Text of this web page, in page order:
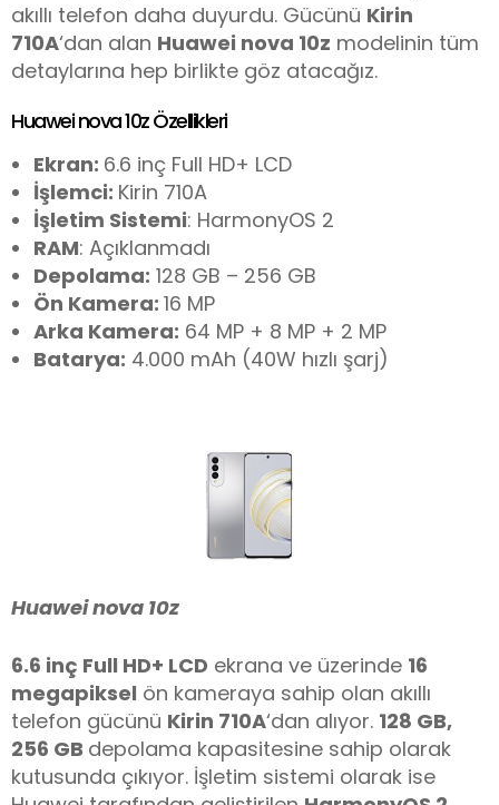
akıllı telefon daha duyurdu. Gücünü Kirin
710A‘dan alan Huawei nova 10z modelinin tüm
detaylarına hep birlikte göz atacağız.
Huawei nova 10z Özellikleri
Ekran: 6.6 inç Full HD+ LCD
İşlemci: Kirin 710A
İşletim Sistemi: HarmonyOS 2
RAM: Açıklanmadı
Depolama: 128 GB – 256 GB
Ön Kamera: 16 MP
Arka Kamera: 64 MP + 8 MP + 2 MP
Batarya: 4.000 mAh (40W hızlı şarj)
Huawei nova 10z
6.6 inç Full HD+ LCD ekrana ve üzerinde 16
megapiksel ön kameraya sahip olan akıllı
telefon gücünü Kirin 710A‘dan alıyor. 128 GB,
256 GB depolama kapasitesine sahip olarak
kutusunda çıkıyor. İşletim sistemi olarak ise